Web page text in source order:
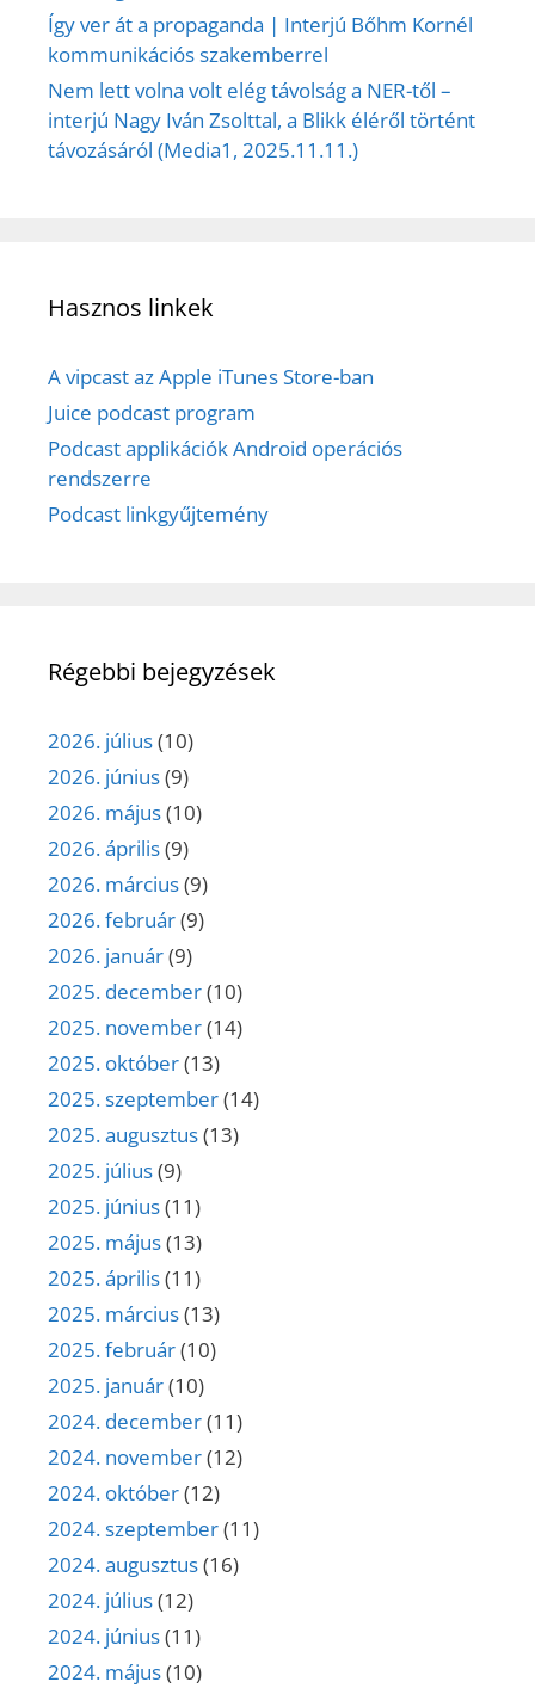
Így ver át a propaganda | Interjú Bőhm Kornél
kommunikációs szakemberrel
Nem lett volna volt elég távolság a NER-től –
interjú Nagy Iván Zsolttal, a Blikk éléről történt
távozásáról (Media1, 2025.11.11.)
Hasznos linkek
A vipcast az Apple iTunes Store-ban
Juice podcast program
Podcast applikációk Android operációs
rendszerre
Podcast linkgyűjtemény
Régebbi bejegyzések
2026. július(10)
2026. június(9)
2026. május(10)
2026. április(9)
2026. március(9)
2026. február(9)
2026. január(9)
2025. december(10)
2025. november(14)
2025. október(13)
2025. szeptember(14)
2025. augusztus(13)
2025. július(9)
2025. június(11)
2025. május(13)
2025. április(11)
2025. március(13)
2025. február(10)
2025. január(10)
2024. december(11)
2024. november(12)
2024. október(12)
2024. szeptember(11)
2024. augusztus(16)
2024. július(12)
2024. június(11)
2024. május(10)